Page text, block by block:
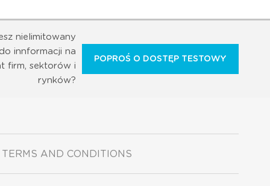
nielimitowany
innformacji na
firm, sektorów i
rynków?
POPROŚ O DOSTĘP TESTOWY
TERMS AND CONDITIONS